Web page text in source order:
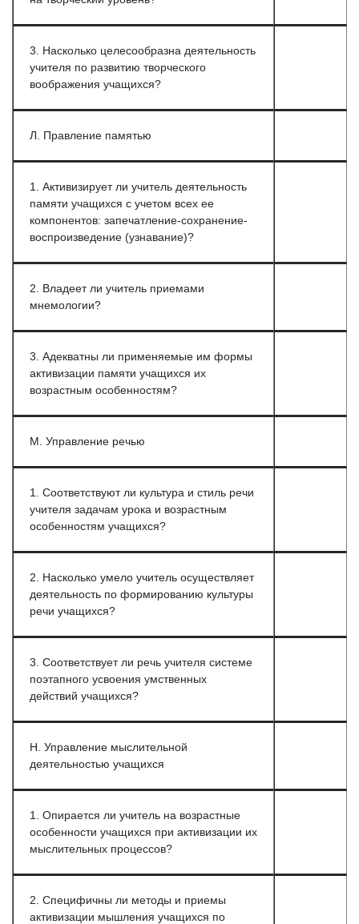
3. Насколько целесообразна деятельность
учителя по развитию творческого
воображения учащихся?
Л. Правление памятью
1. Активизирует ли учитель деятельность
памяти учащихся с учетом всех ее
компонентов: запечатление-сохранение-
воспроизведение (узнавание)?
2. Владеет ли учитель приемами
мнемологии?
3. Адекватны ли применяемые им формы
активизации памяти учащихся их
возрастным особенностям?
М. Управление речью
1. Соответствуют ли культура и стиль речи
учителя задачам урока и возрастным
особенностям учащихся?
2. Насколько умело учитель осуществляет
деятельность по формированию культуры
речи учащихся?
3. Соответствует ли речь учителя системе
поэтапного усвоения умственных
действий учащихся?
Н. Управление мыслительной
деятельностью учащихся
1. Опирается ли учитель на возрастные
особенности учащихся при активизации их
мыслительных процессов?
2. Специфичны ли методы и приемы
активизации мышления учащихся по